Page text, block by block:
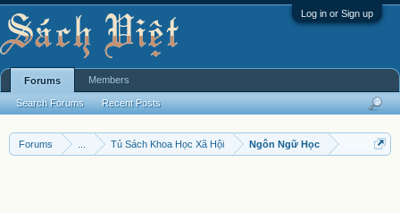
Log in or Sign up
Forums Tủ Sách Khoa Học Xã Hội Ngôn Ngữ Học
Forums
Search Forums Recent Posts
Members